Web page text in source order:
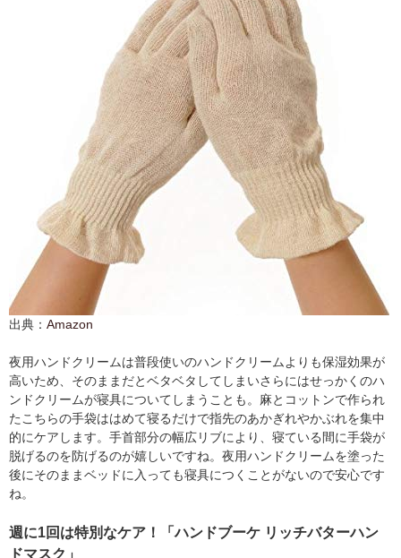
出典： Amazon
夜用ハンドクリームは普段使いのハンドクリームよりも保湿効果が
高いため、そのままだとベタベタしてしまいさらにはせっかくのハ
ンドクリームが寝具についてしまうことも。麻とコットンで作られ
たこちらの手袋ははめて寝るだけで指先のあかぎれやかぶれを集中
的にケアします。手首部分の幅広リブにより、寝ている間に手袋が
脱げるのを防げるのが嬉しいですね。夜用ハンドクリームを塗った
後にそのままベッドに入っても寝具につくことがないので安心です
ね。
週に1回は特別なケア！「ハンドブーケ リッチバターハン
ドマスク」